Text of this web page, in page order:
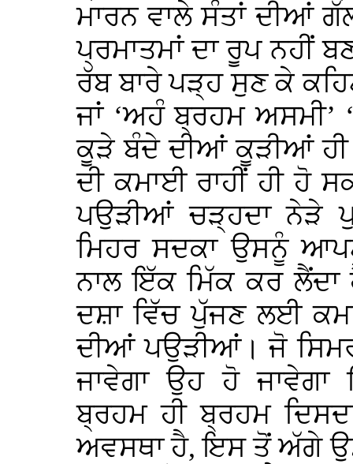
ਮਾਰਨ ਵਾਲੇ ਸੰਤਾਂ ਦੀਆਂ
ਪ੍ਰਮਾਤਮਾਂ ਦਾ ਰੂਪ ਨਹੀਂ
ਰੱਬ ਬਾਰੇ ਪੜ੍ਹ ਸੁਣ ਕੇ
ਜਾਂ ‘ਅਹੰ ਬ੍ਰਹਮ ਅਸਮੀ’
ਕੂੜੇ ਬੰਦੇ ਦੀਆਂ ਕੂੜੀਆਂ ਹੀ
ਦੀ ਕਮਾਈ ਰਾਹੀਂ ਹੀ ਹੋ
ਪਉੜੀਆਂ ਚੜ੍ਹਦਾ ਨੇੜੇ
ਮਿਹਰ ਸਦਕਾ ਉਸਨੂੰ
ਨਾਲ ਇੱਕ ਮਿੱਕ ਕਰ
ਦਸ਼ਾ ਵਿੱਚ ਪੁੱਜਣ ਲਈ
ਦੀਆਂ ਪਉੜੀਆਂ। ਜੋ
ਜਾਵੇਗਾ ਉਹ ਹੋ
ਬ੍ਰਹਮ ਹੀ ਬ੍ਰਹਮ
ਅਵਸਥਾ ਹੈ, ਇਸ ਤੋਂ ਅੱਗੇ